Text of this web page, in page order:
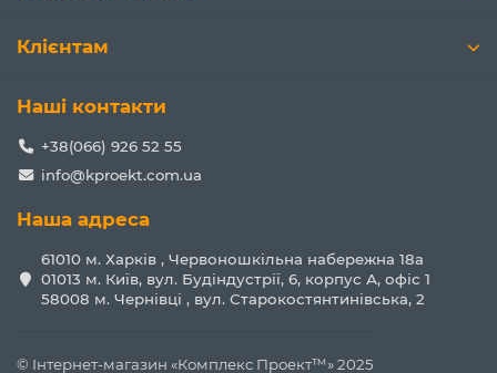
Клієнтам
Наші контакти
+38(066) 926 52 55
info@kproekt.com.ua
Наша адреса
61010 м. Харків , Червоношкільна набережна 18а
01013 м. Київ, вул. Будіндустрії, 6, корпус А, офіс 1
58008 м. Чернівці , вул. Старокостянтинівська, 2
© Інтернет-магазин «Комплекс Проект™» 2025